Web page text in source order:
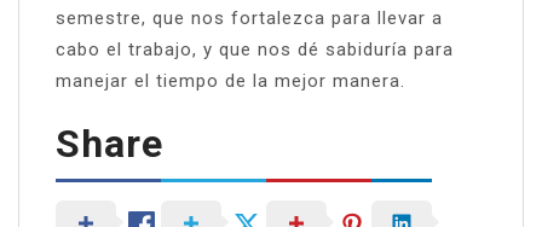
semestre, que nos fortalezca para llevar a
cabo el trabajo, y que nos dé sabiduría para
manejar el tiempo de la mejor manera.
Share